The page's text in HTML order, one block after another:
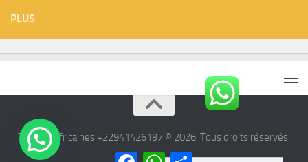
PLUS
Tisanes Africaines +22941426197 © 2026. Tous droits réservés.
FacebookWhatsAppPartager